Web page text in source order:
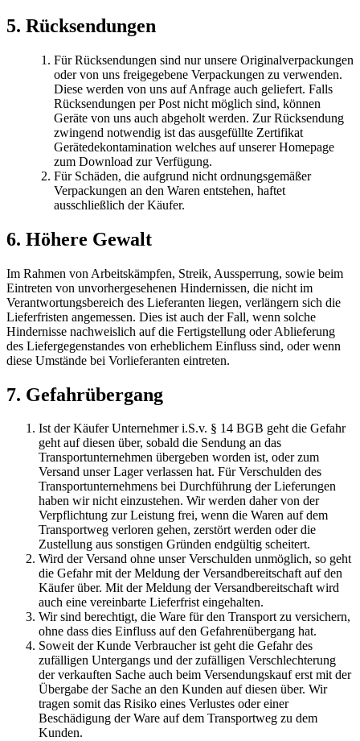
5. Rücksendungen
Für Rücksendungen sind nur unsere Originalverpackungen
oder von uns freigegebene Verpackungen zu verwenden.
Diese werden von uns auf Anfrage auch geliefert. Falls
Rücksendungen per Post nicht möglich sind, können
Geräte von uns auch abgeholt werden. Zur Rücksendung
zwingend notwendig ist das ausgefüllte Zertifikat
Gerätedekontamination welches auf unserer Homepage
zum Download zur Verfügung.
Für Schäden, die aufgrund nicht ordnungsgemäßer
Verpackungen an den Waren entstehen, haftet
ausschließlich der Käufer.
6. Höhere Gewalt
Im Rahmen von Arbeitskämpfen, Streik, Aussperrung, sowie beim
Eintreten von unvorhergesehenen Hindernissen, die nicht im
Verantwortungsbereich des Lieferanten liegen, verlängern sich die
Lieferfristen angemessen. Dies ist auch der Fall, wenn solche
Hindernisse nachweislich auf die Fertigstellung oder Ablieferung
des Liefergegenstandes von erheblichem Einfluss sind, oder wenn
diese Umstände bei Vorlieferanten eintreten.
7. Gefahrübergang
Ist der Käufer Unternehmer i.S.v. § 14 BGB geht die Gefahr
geht auf diesen über, sobald die Sendung an das
Transportunternehmen übergeben worden ist, oder zum
Versand unser Lager verlassen hat. Für Verschulden des
Transportunternehmens bei Durchführung der Lieferungen
haben wir nicht einzustehen. Wir werden daher von der
Verpflichtung zur Leistung frei, wenn die Waren auf dem
Transportweg verloren gehen, zerstört werden oder die
Zustellung aus sonstigen Gründen endgültig scheitert.
Wird der Versand ohne unser Verschulden unmöglich, so geht
die Gefahr mit der Meldung der Versandbereitschaft auf den
Käufer über. Mit der Meldung der Versandbereitschaft wird
auch eine vereinbarte Lieferfrist eingehalten.
Wir sind berechtigt, die Ware für den Transport zu versichern,
ohne dass dies Einfluss auf den Gefahrenübergang hat.
Soweit der Kunde Verbraucher ist geht die Gefahr des
zufälligen Untergangs und der zufälligen Verschlechterung
der verkauften Sache auch beim Versendungskauf erst mit der
Übergabe der Sache an den Kunden auf diesen über. Wir
tragen somit das Risiko eines Verlustes oder einer
Beschädigung der Ware auf dem Transportweg zu dem
Kunden.